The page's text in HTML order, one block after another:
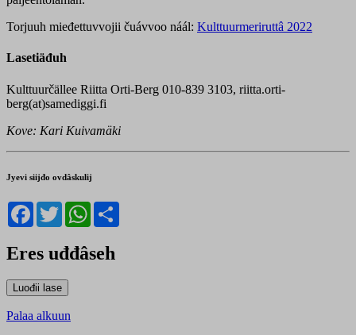
Torjuuh mieđettuvvojii čuávvoo náál: Kulttuurmeriruttâ 2022
Lasetiäđuh
Kulttuurčällee Riitta Orti-Berg 010-839 3103, riitta.orti-
berg(at)samediggi.fi
Kove: Kari Kuivamäki
Jyevi siijđo ovdâskulij
Facebook
TwitterWhatsApp
Eres uđđâseh
Palaa alkuun